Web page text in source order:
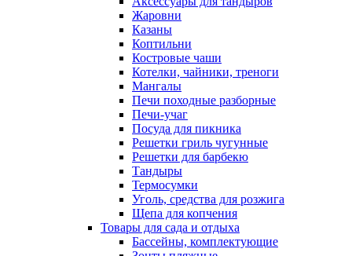
Жаровни
Казаны
Коптильни
Костровые чаши
Котелки, чайники, треноги
Мангалы
Печи походные разборные
Печи-учаг
Посуда для пикника
Решетки гриль чугунные
Решетки для барбекю
Тандыры
Термосумки
Уголь, средства для розжига
Щепа для копчения
Товары для сада и отдыха
Бассейны, комплектующие